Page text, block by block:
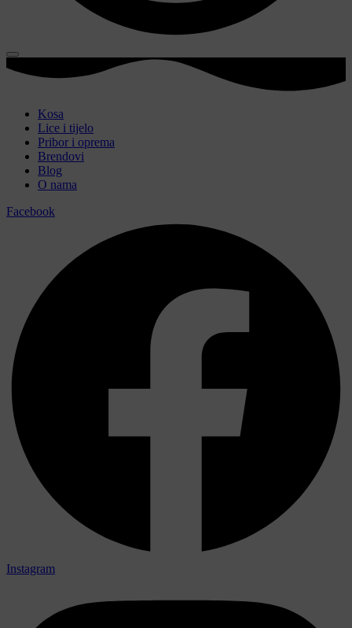
Kosa
Lice i tijelo
Pribor i oprema
Brendovi
Blog
O nama
Facebook
Instagram